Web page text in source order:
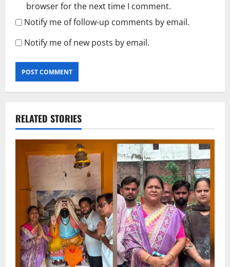
browser for the next time I comment.
Notify me of follow-up comments by email.
Notify me of new posts by email.
RELATED STORIES